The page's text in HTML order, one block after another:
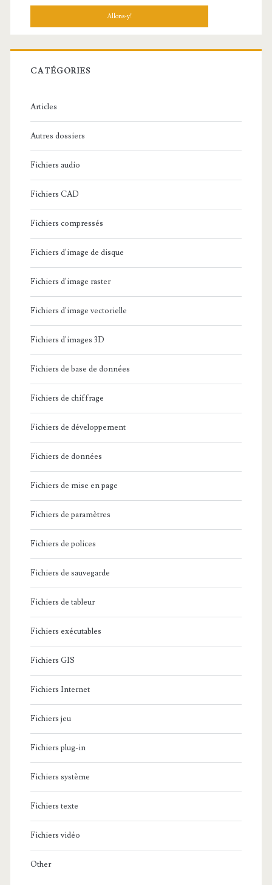
h
r
c
:
CATÉGORIES
Articles
Autres dossiers
Fichiers audio
Fichiers CAD
Fichiers compressés
Fichiers d'image de disque
Fichiers d'image raster
Fichiers d'image vectorielle
Fichiers d'images 3D
Fichiers de base de données
Fichiers de chiffrage
Fichiers de développement
Fichiers de données
Fichiers de mise en page
Fichiers de paramètres
Fichiers de polices
Fichiers de sauvegarde
Fichiers de tableur
Fichiers exécutables
Fichiers GIS
Fichiers Internet
Fichiers jeu
Fichiers plug-in
Fichiers système
Fichiers texte
Fichiers vidéo
Other